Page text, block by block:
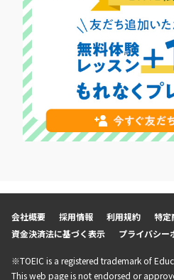
会社概要 採用情報 利用規約
特定
資金決済法に基づく表示
プライバシー
※TOEIC is a registered trademark of
This web page is not endorsed or